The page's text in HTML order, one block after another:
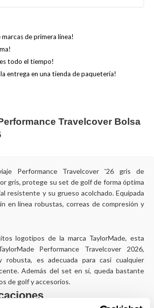
marcas de primera línea!
todo el tiempo!
la entrega en una tienda de paquetería!
Travelcover Bolsa
Performance Travelcover '26 gris de
gris, protege su set de golf de forma óptima
resistente y su grueso acolchado. Equipada
en línea robustas, correas de compresión y
logotipos de la marca TaylorMade, esta
Performance Travelcover 2026,
robusta, es adecuada para casi cualquier
Además del set en sí, queda bastante
de golf y accesorios.